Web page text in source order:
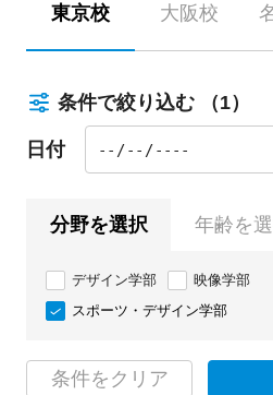
東京校 大阪校
条件で絞り込む （1）
日付
分野を選択 年齢を
デザイン学部
映像学部
スポーツ・デザイン学部
条件をクリア